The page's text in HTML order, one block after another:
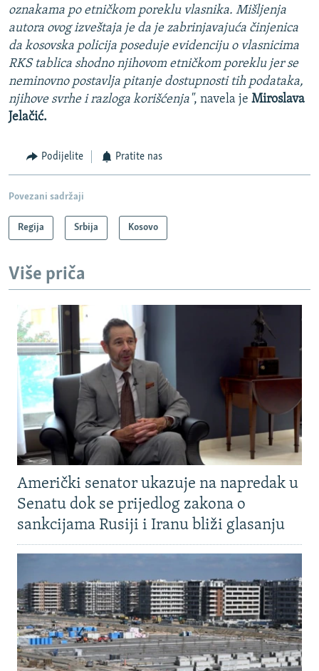
oznakama po etničkom poreklu vlasnika. Mišljenja
autora ovog izveštaja je da je zabrinjavajuća činjenica
da kosovska policija poseduje evidenciju o vlasnicima
RKS tablica shodno njihovom etničkom poreklu jer se
neminovno postavlja pitanje dostupnosti tih podataka,
njihove svrhe i razloga korišćenja", navela je Miroslava
Jelačić.
Podijelite Pratite nas
Povezani sadržaji
Regija Srbija Kosovo
Više priča
Američki senator ukazuje na napredak u
Senatu dok se prijedlog zakona o
sankcijama Rusiji i Iranu bliži glasanju